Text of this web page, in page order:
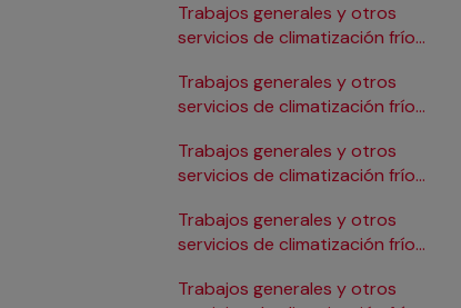
Trabajos generales y otros
servicios de climatización frío
Trabajos generales y otros
servicios de climatización frío
Trabajos generales y otros
servicios de climatización frío
Trabajos generales y otros
servicios de climatización frío
Trabajos generales y otros